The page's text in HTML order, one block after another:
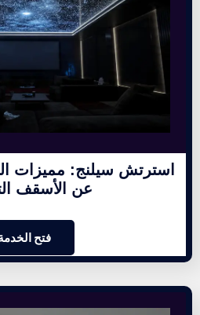
استرتش سيلنج: مميزات
عن الأسقف
فتح